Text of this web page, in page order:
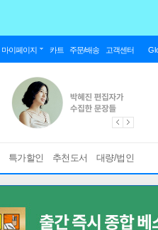
마이페이지 카트 주문/배송 고객센터
특가할인 추천도서 대량/법인